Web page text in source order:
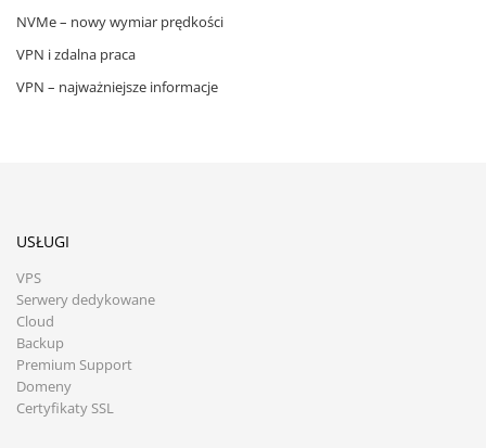
NVMe – nowy wymiar prędkości
VPN i zdalna praca
VPN – najważniejsze informacje
USŁUGI
VPS
Serwery dedykowane
Cloud
Backup
Premium Support
Domeny
Certyfikaty SSL